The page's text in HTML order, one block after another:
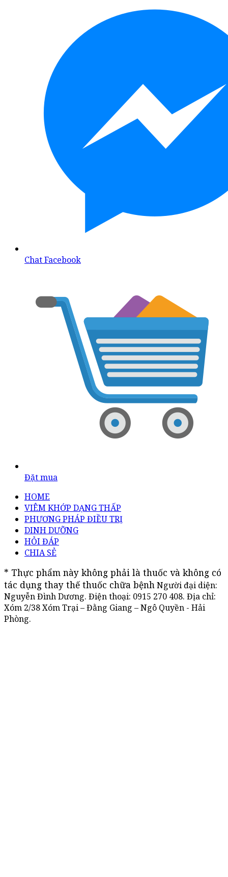
Chat Facebook
Đặt mua
HOME
VIÊM KHỚP DẠNG THẤP
PHƯƠNG PHÁP ĐIỀU TRỊ
DINH DƯỠNG
HỎI ĐÁP
CHIA SẺ
* Thực phẩm này không phải là thuốc và không có
tác dụng thay thế thuốc chữa bệnh Người đại diện:
Nguyễn Đình Dương. Điện thoại: 0915 270 408. Địa chỉ:
Xóm 2/38 Xóm Trại – Đằng Giang – Ngô Quyền - Hải
Phòng.